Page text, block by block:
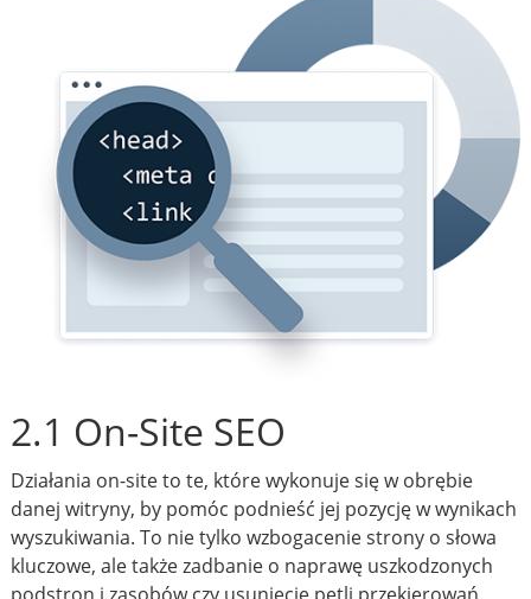
2.1 On-Site SEO
Działania on-site to te, które wykonuje się w obrębie
danej witryny, by pomóc podnieść jej pozycję w wynikach
wyszukiwania. To nie tylko wzbogacenie strony o słowa
kluczowe, ale także zadbanie o naprawę uszkodzonych
podstron i zasobów czy usunięcie pętli przekierowań.